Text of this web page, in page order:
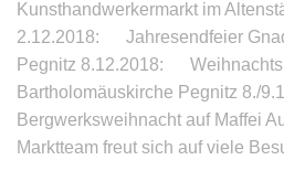
Neuigkeiten
Danksagungen
Pressestimmen
Termine
Unsere Bewohner
Kunsthandwerkermarkt im
2.12.2018: Jahresendfeier
Pegnitz 8.12.2018:
Bartholomäuskirche Pegnitz 8./
Bergwerksweihnacht auf Maffei
Marktteam freut sich auf viele